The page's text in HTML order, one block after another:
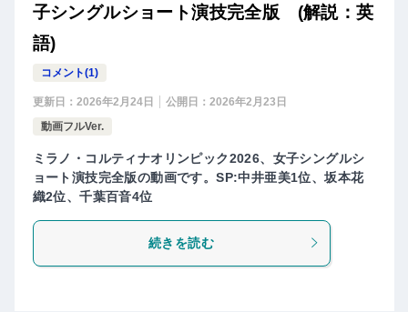
子シングルショート演技完全版 (解説：英
語)
コメント(1)
更新日： 2026年2月24日 公開日： 2026年2月23日
動画フルVer.
ミラノ・コルティナオリンピック2026、女子シングルシ
ョート演技完全版の動画です。SP:中井亜美1位、坂本花
織2位、千葉百音4位
続きを読む